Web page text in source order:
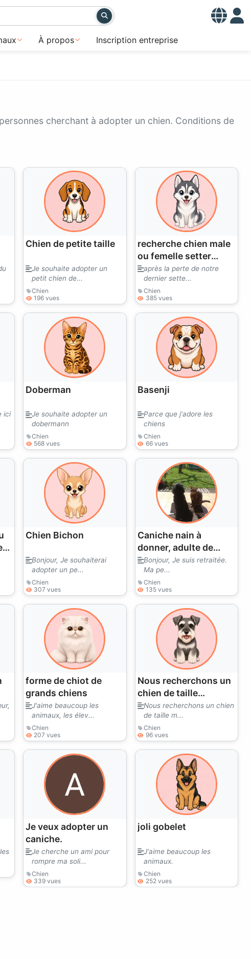
À propos Inscription entreprise
cherchant à adopter un chien. Conditions de
Chien de petite taille
Je souhaite adopter un
petit chien de...
Chien
196 vues
recherche chien male
ou femelle setter
gordon
après la perte de notre
dernier sette...
Chien
385 vues
ici
Doberman
Je souhaite adopter un
dobermann
Chien
568 vues
Basenji
Parce que j'adore les
chiens
Chien
66 vues
Chien Bichon
Bonjour, Je souhaiterai
adopter un pe...
Chien
307 vues
Caniche nain à
donner, adulte de
préférence
Bonjour, Je suis retraitée.
Ma pe...
Chien
135 vues
forme de chiot de
grands chiens
J'aime beaucoup les
animaux, les élev...
Chien
207 vues
Nous recherchons un
chien de taille
moyenne !
Nous recherchons un chien
de taille m...
Chien
96 vues
Je veux adopter un
caniche.
Je cherche un ami pour
rompre ma soli...
Chien
339 vues
joli gobelet
J'aime beaucoup les
animaux.
Chien
252 vues